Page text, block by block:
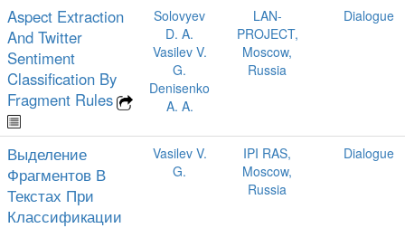
Aspect Extraction
And Twitter
Sentiment
Classification By
Fragment Rules
Solovyev
D. A.
Vasilev V.
G.
Denisenko
A. A.
LAN-
PROJECT,
Moscow,
Russia
Dialogue
Выделение
Фрагментов В
Текстах При
Классификации
Vasilev V.
G.
IPI RAS,
Moscow,
Russia
Dialogue